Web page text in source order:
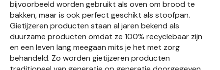
bijvoorbeeld worden gebruikt als oven om brood te
bakken, maar is ook perfect geschikt als stoofpan.
Gietijzeren producten staan al jaren bekend als
duurzame producten omdat ze 100% recyclebaar zijn
en een leven lang meegaan mits je het met zorg
behandeld. Zo worden gietijzeren producten